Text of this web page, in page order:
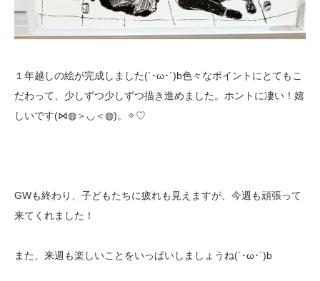
１年越しの絵が完成しました(`･ω･´)b色々なポイントにとてもこ
だわって、少しずつ少しずつ描き進めました。ホントに凄い！嬉
しいです(⋈◍＞◡＜◍)。✧♡
GWも終わり、子どもたちに疲れも見えますが、今週も頑張って
来てくれました！
また、来週も楽しいことをいっぱいしましょうね(`･ω･´)b